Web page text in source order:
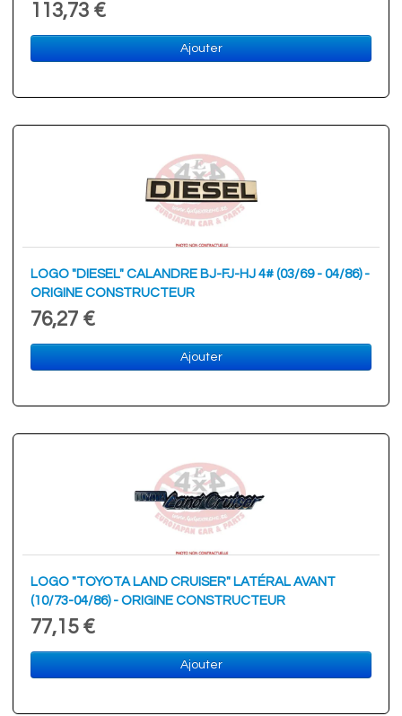
113,73 €
Ajouter
LOGO "DIESEL" CALANDRE BJ-FJ-HJ 4# (03/69 - 04/86) -
ORIGINE CONSTRUCTEUR
76,27 €
Ajouter
LOGO "TOYOTA LAND CRUISER" LATÉRAL AVANT
(10/73-04/86) - ORIGINE CONSTRUCTEUR
77,15 €
Ajouter